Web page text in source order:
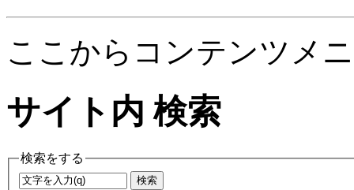
ここからコンテンツメ
サイト内 検索
検索をする